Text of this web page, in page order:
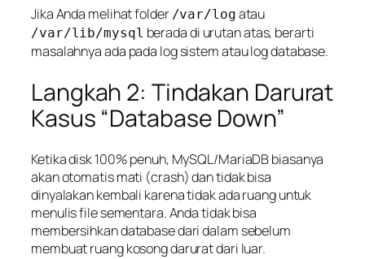
Jika Anda melihat folder /var/log atau
/var/lib/mysql berada di urutan atas, berarti
masalahnya ada pada log sistem atau log database.
Langkah 2: Tindakan Darurat
Kasus “Database Down”
Ketika disk 100% penuh, MySQL/MariaDB biasanya
akan otomatis mati (crash) dan tidak bisa
dinyalakan kembali karena tidak ada ruang untuk
menulis file sementara. Anda tidak bisa
membersihkan database dari dalam sebelum
membuat ruang kosong darurat dari luar.